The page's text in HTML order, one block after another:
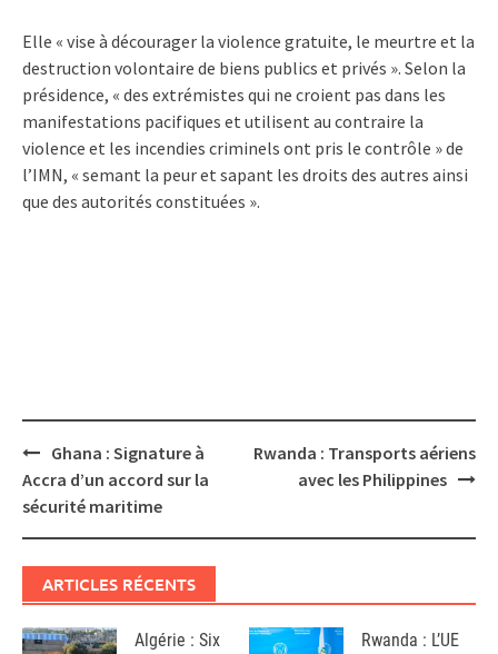
Elle « vise à décourager la violence gratuite, le meurtre et la
destruction volontaire de biens publics et privés ». Selon la
présidence, « des extrémistes qui ne croient pas dans les
manifestations pacifiques et utilisent au contraire la
violence et les incendies criminels ont pris le contrôle » de
l’IMN, « semant la peur et sapant les droits des autres ainsi
que des autorités constituées ».
Post
navigation
Ghana : Signature à
Accra d’un accord sur la
sécurité maritime
Rwanda : Transports aériens
avec les Philippines
ARTICLES RÉCENTS
Algérie : Six
Rwanda : L’UE